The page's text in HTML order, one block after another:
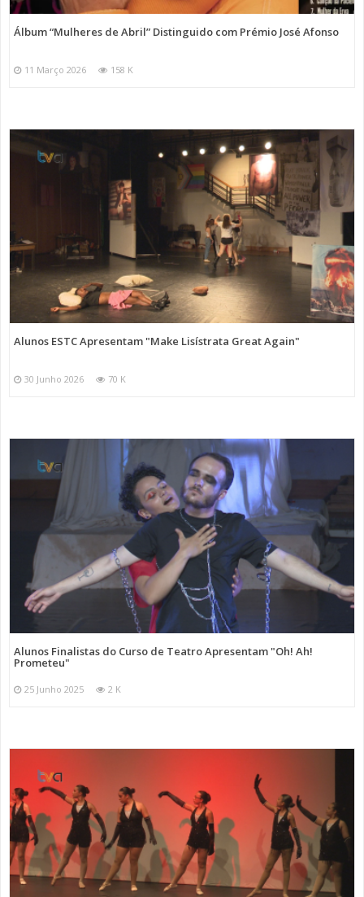
Álbum “Mulheres de Abril” Distinguido com Prémio José Afonso
11 Março 2026 158 K
Alunos ESTC Apresentam "Make Lisístrata Great Again"
30 Junho 2026 70 K
Alunos Finalistas do Curso de Teatro Apresentam "Oh! Ah!
Prometeu"
25 Junho 2025 2 K